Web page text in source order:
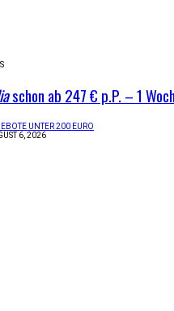
schon ab 247 € p.P. – 1
UNTER 200 EURO
6, 2026